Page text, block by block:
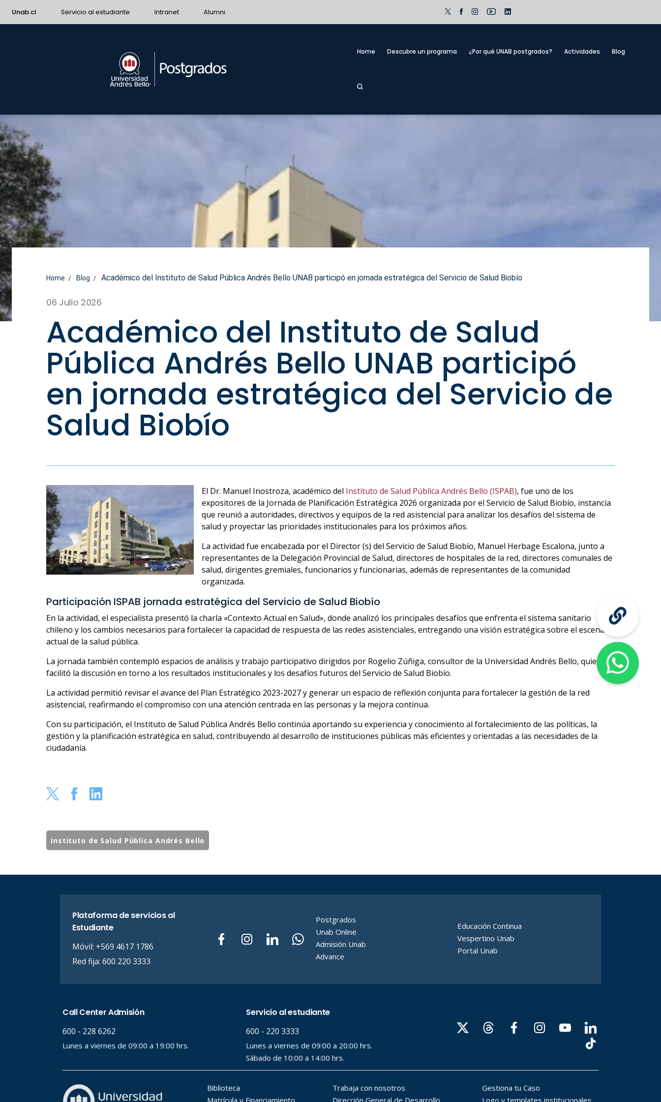
Unab.cl Servicio al estudiante Intranet Alumni
Home Descubre un programa ¿Por qué UNAB postgrados? Actividades Blog
Home Blog Académico del Instituto de Salud Pública Andrés Bello UNAB participó en jornada estratégica del Servicio de Salud Biobío
06 Julio 2026
Académico del Instituto de Salud
Pública Andrés Bello UNAB participó
en jornada estratégica del Servicio de
Salud Biobío
El Dr. Manuel Inostroza, académico del Instituto de Salud Pública Andrés Bello (ISPAB), fue uno de los
expositores de la Jornada de Planificación Estratégica 2026 organizada por el Servicio de Salud Biobío, instancia
que reunió a autoridades, directivos y equipos de la red asistencial para analizar los desafíos del sistema de
salud y proyectar las prioridades institucionales para los próximos años.
La actividad fue encabezada por el Director (s) del Servicio de Salud Biobío, Manuel Herbage Escalona, junto a
representantes de la Delegación Provincial de Salud, directores de hospitales de la red, directores comunales de
salud, dirigentes gremiales, funcionarios y funcionarias, además de representantes de la comunidad
organizada.
Participación ISPAB jornada estratégica del Servicio de Salud Biobío
En la actividad, el especialista presentó la charla «Contexto Actual en Salud», donde analizó los principales desafíos que enfrenta el sistema sanitario
chileno y los cambios necesarios para fortalecer la capacidad de respuesta de las redes asistenciales, entregando una visión estratégica sobre el escenario
actual de la salud pública.
La jornada también contempló espacios de análisis y trabajo participativo dirigidos por Rogelio Zúñiga, consultor de la Universidad Andrés Bello, quien
facilitó la discusión en torno a los resultados institucionales y los desafíos futuros del Servicio de Salud Biobío.
La actividad permitió revisar el avance del Plan Estratégico 2023-2027 y generar un espacio de reflexión conjunta para fortalecer la gestión de la red
asistencial, reafirmando el compromiso con una atención centrada en las personas y la mejora continua.
Con su participación, el Instituto de Salud Pública Andrés Bello continúa aportando su experiencia y conocimiento al fortalecimiento de las políticas, la
gestión y la planificación estratégica en salud, contribuyendo al desarrollo de instituciones públicas más eficientes y orientadas a las necesidades de la
ciudadanía.
Instituto de Salud Pública Andrés Bello